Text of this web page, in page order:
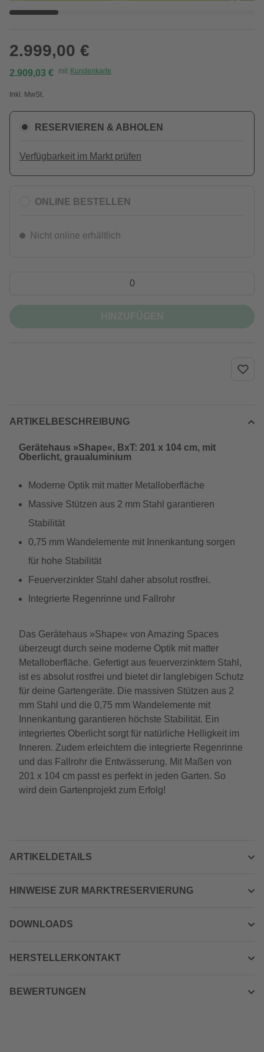
2.999,00 €
2.909,03 € mit Kundenkarte
Inkl. MwSt.
RESERVIEREN & ABHOLEN
Verfügbarkeit im Markt prüfen
ONLINE BESTELLEN
Nicht online erhältlich
ARTIKELBESCHREIBUNG
Gerätehaus »Shape«, BxT: 201 x 104 cm, mit
Oberlicht, graualuminium
Moderne Optik mit matter Metalloberfläche
Massive Stützen aus 2 mm Stahl garantieren
Stabilität
0,75 mm Wandelemente mit Innenkantung sorgen
für hohe Stabilität
Feuerverzinkter Stahl daher absolut rostfrei.
Integrierte Regenrinne und Fallrohr
Das Gerätehaus »Shape« von Amazing Spaces
überzeugt durch seine moderne Optik mit matter
Metalloberfläche. Gefertigt aus feuerverzinktem Stahl,
ist es absolut rostfrei und bietet dir langlebigen Schutz
für deine Gartengeräte. Die massiven Stützen aus 2
mm Stahl und die 0,75 mm Wandelemente mit
Innenkantung garantieren höchste Stabilität. Ein
integriertes Oberlicht sorgt für natürliche Helligkeit im
Inneren. Zudem erleichtern die integrierte Regenrinne
und das Fallrohr die Entwässerung. Mit Maßen von
201 x 104 cm passt es perfekt in jeden Garten. So
wird dein Gartenprojekt zum Erfolg!
ARTIKELDETAILS
HINWEISE ZUR MARKTRESERVIERUNG
DOWNLOADS
HERSTELLERKONTAKT
BEWERTUNGEN